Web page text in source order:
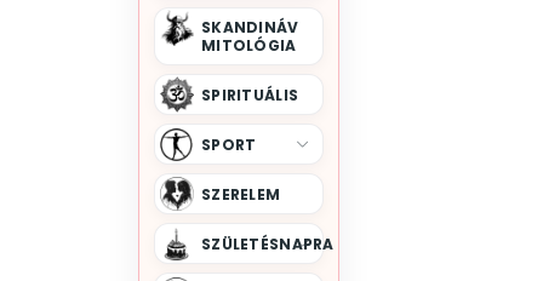
SKANDINÁV
MITOLÓGIA
SPIRITUÁLIS
SPORT
SZERELEM
SZÜLETÉSNAPRA